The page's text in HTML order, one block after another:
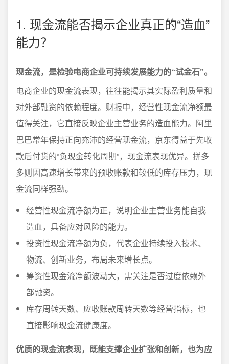
1. 现金流能否揭示企业真正的“造血”
能力？
现金流，是检验电商企业可持续发展能力的“试金石”。
电商企业的现金流表现，往往能揭示其实际盈利质量和
对外部融资的依赖程度。财报中，经营性现金流净额最
值得关注，它直接反映企业主营业务的造血能力。阿里
巴巴常年保持正向充沛的经营现金流，京东得益于先收
款后付货的“负现金转化周期”，现金流表现优异。拼多
多则因高速增长带来的预收账款和较低的库存压力，现
金流同样强劲。
经营性现金流净额为正，说明企业主营业务能自我
造血，具备应对风险的能力。
投资性现金流净额为负，代表企业持续投入技术、
物流、创新业务，布局未来增长点。
筹资性现金流净额波动大，需关注是否过度依赖外
部融资。
库存周转天数、应收账款周转天数等经营指标，也
直接影响现金流健康度。
优质的现金流表现，既能支撑企业扩张和创新，也为应